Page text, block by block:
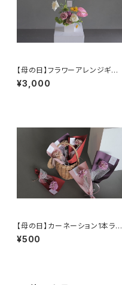
【母の日】フラワーアレンジギフ
トM
¥3,000
【母の日】カーネーション1本ラッ
ピング
¥500